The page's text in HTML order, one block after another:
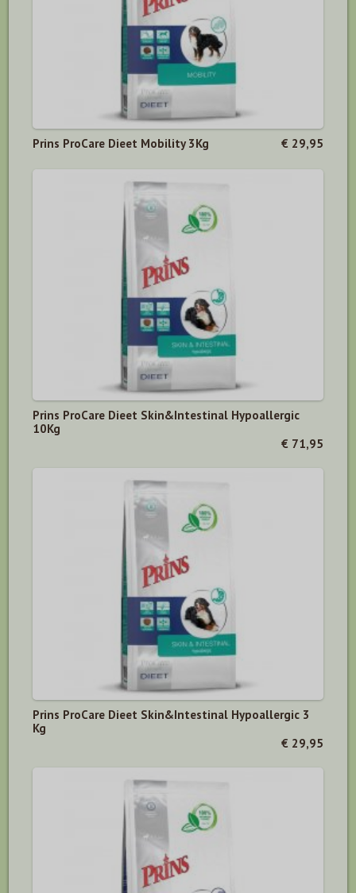
Prins ProCare Dieet Mobility 3Kg € 29,95
Prins ProCare Dieet Skin&Intestinal Hypoallergic
10Kg
€ 71,95
Prins ProCare Dieet Skin&Intestinal Hypoallergic 3
Kg
€ 29,95